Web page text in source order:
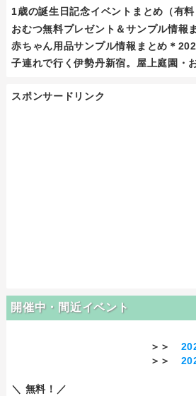
1歳の誕生日記念イベントまとめ（有料
おむつ無料プレゼント＆サンプル情報
赤ちゃん用品サンプル情報まとめ＊
子連れで行く伊勢丹新宿。屋上庭園・
スポンサードリンク
開催中・間近イベント
＞＞
＞＞
＼ 無料！／